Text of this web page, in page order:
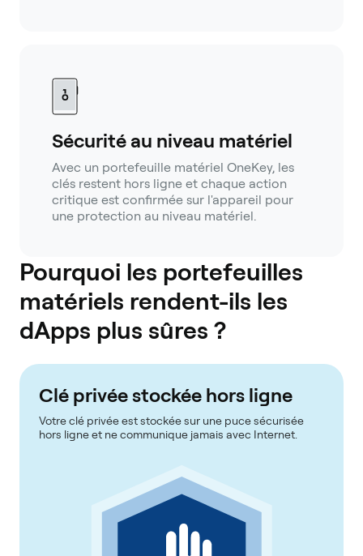
Sécurité au niveau matériel
Avec un portefeuille matériel OneKey, les
clés restent hors ligne et chaque action
critique est confirmée sur l'appareil pour
une protection au niveau matériel.
Pourquoi les portefeuilles
matériels rendent-ils les
dApps plus sûres ?
Clé privée stockée hors ligne
Votre clé privée est stockée sur une puce sécurisée
hors ligne et ne communique jamais avec Internet.